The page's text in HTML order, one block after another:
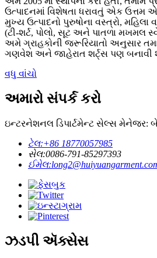
ઉત્પાદનમાં વિશેષતા ધરાવતું એક ઉત્તમ
મુખ્ય ઉત્પાદનો પુરુષોના વસ્ત્રો, મહિલા
(ટી-શર્ટ, પોલો, સૂટ અને પાતળા મખમલ
અમે ગ્રાહકોની જરૂરિયાતો અનુસાર
ગણવેશ અને જાહેરાત શર્ટ્સ પણ
વધુ વાંચો
અમારો સંપર્ક કરો
ઇન્ટરનેશનલ ડિપાર્ટમેન્ટ સેલ્સ મેનેજર:
ટેલ:+86 18770057985
સેલ:0086-791-85297393
ઈમેલ:
ઝડપી ઍક્સેસ